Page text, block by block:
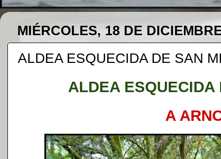
MIÉRCOLES, 18 DE
ALDEA ESQUECIDA DE SAN
ALDEA
A